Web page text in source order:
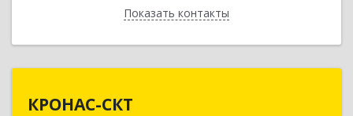
Показать контакты
Назад
КРОНАС-СКТ